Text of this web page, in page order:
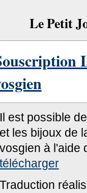
Le Petit
Il est possible
et les bijoux de
vosgien à l'aide
télécharger
Traduction